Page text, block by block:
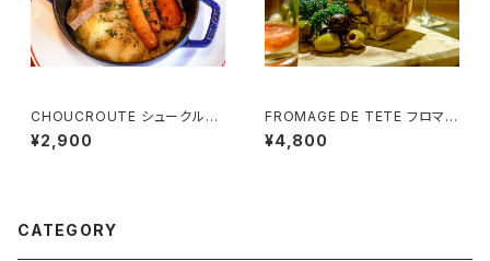
CHOUCROUTE シュークルー
ト （1名様用）
¥2,900
FROMAGE DE TETE フロマー
ジュ・ド・テット（豚肉のゼリー寄
せ） (3~4様用）
¥4,800
CATEGORY